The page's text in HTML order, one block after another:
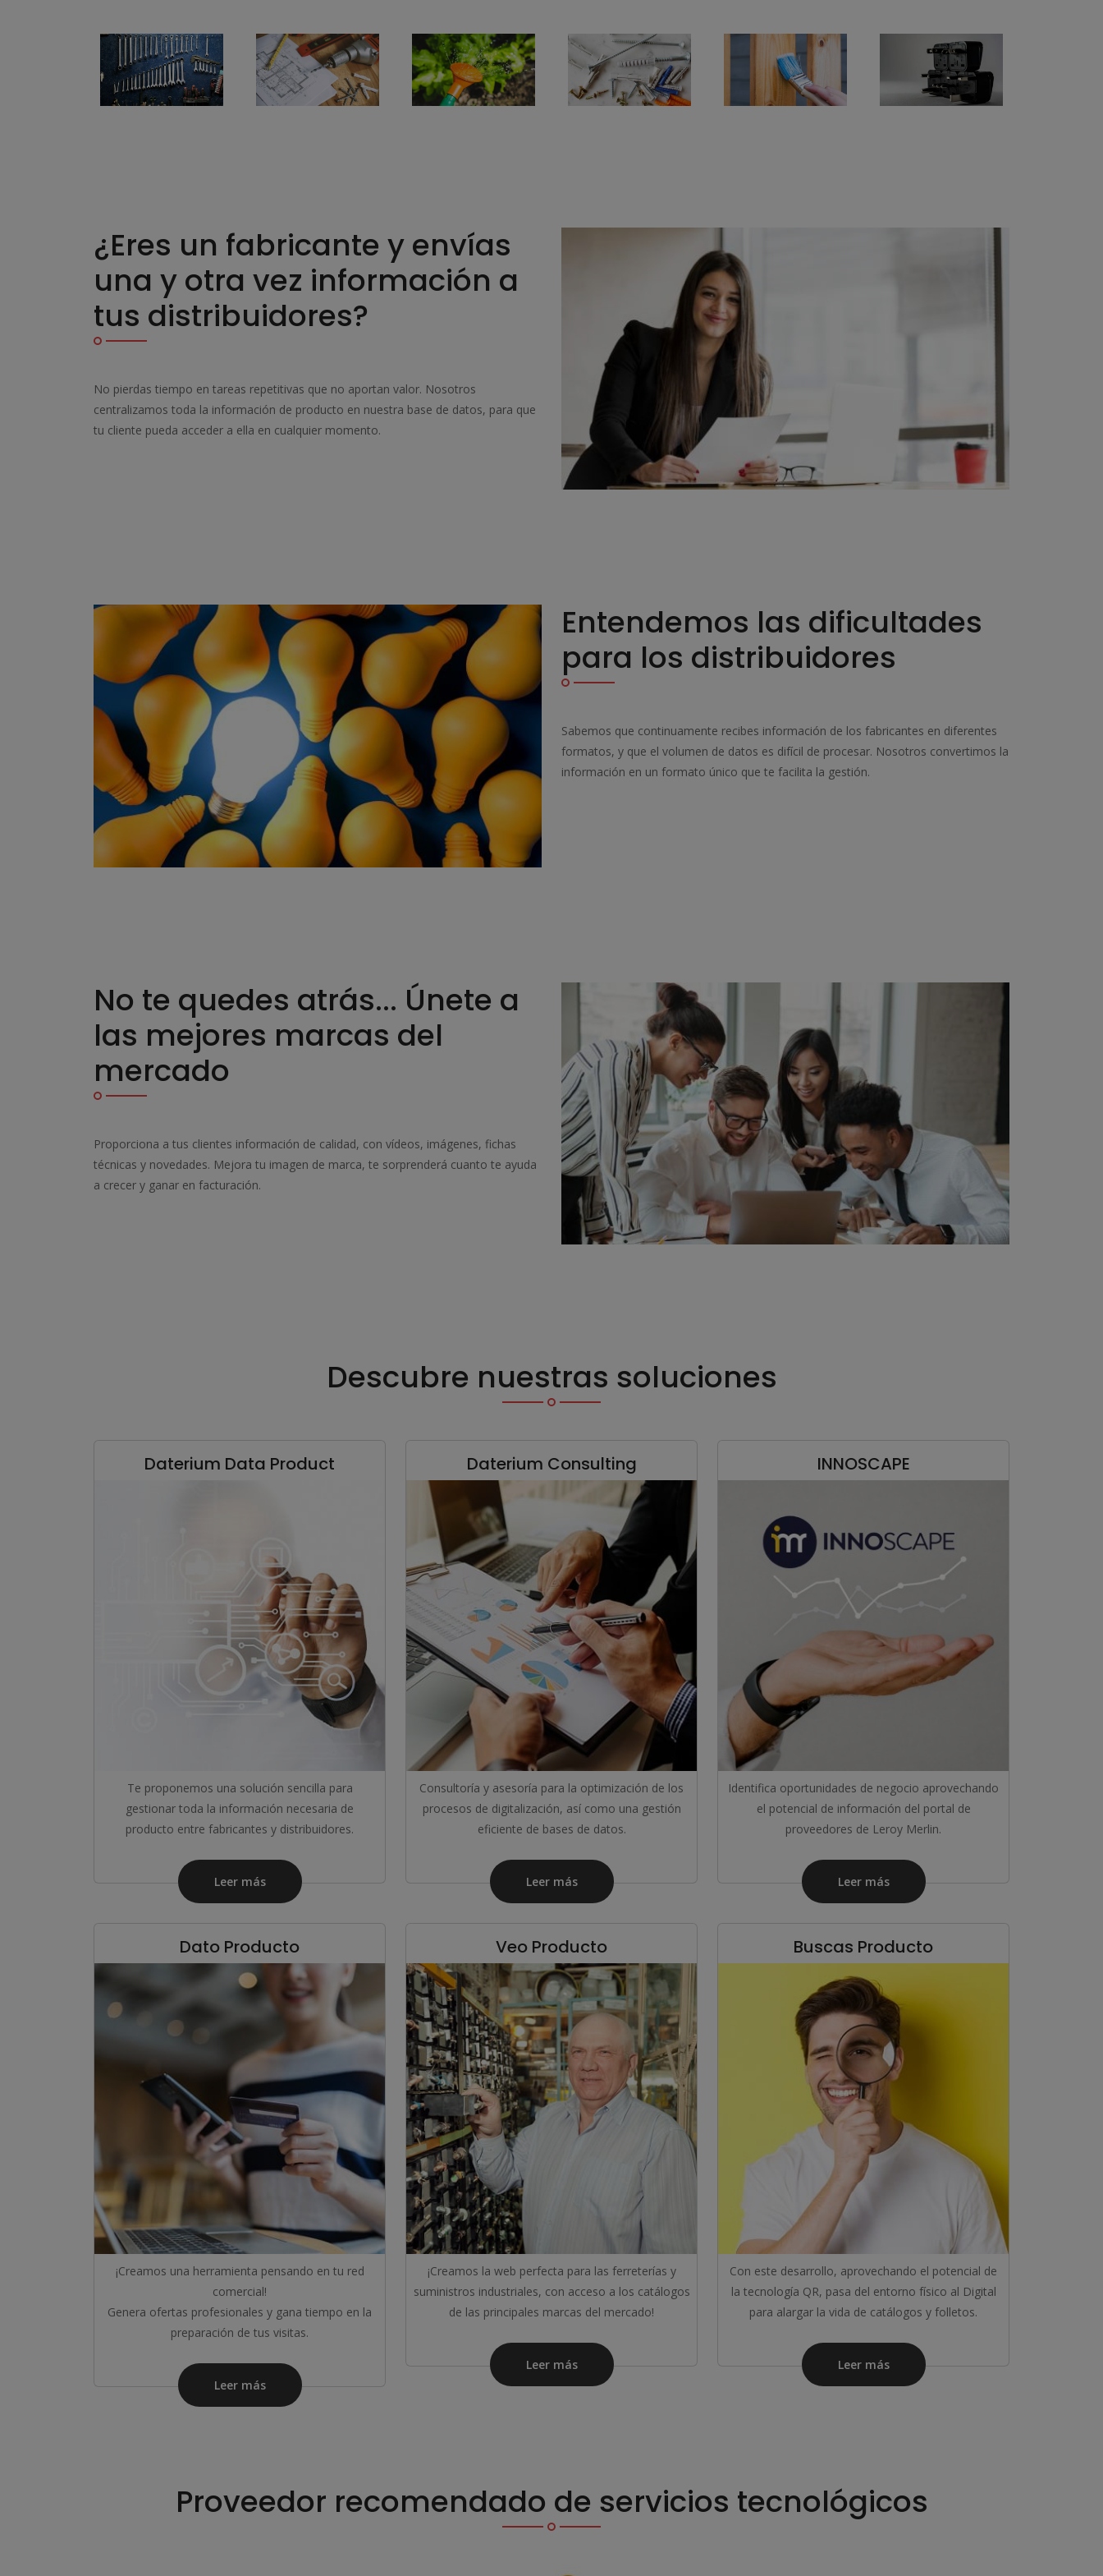
¿Eres un fabricante y envías
una y otra vez información a
tus distribuidores?
No pierdas tiempo en tareas repetitivas que no aportan valor. Nosotros
centralizamos toda la información de producto en nuestra base de datos, para que
tu cliente pueda acceder a ella en cualquier momento.
Entendemos las dificultades
para los distribuidores
Sabemos que continuamente recibes información de los fabricantes en diferentes
formatos, y que el volumen de datos es difícil de procesar. Nosotros convertimos la
información en un formato único que te facilita la gestión.
No te quedes atrás... Únete a
las mejores marcas del
mercado
Proporciona a tus clientes información de calidad, con vídeos, imágenes, fichas
técnicas y novedades. Mejora tu imagen de marca, te sorprenderá cuanto te ayuda
a crecer y ganar en facturación.
Descubre nuestras soluciones
Daterium Data Product
Te proponemos una solución sencilla para
gestionar toda la información necesaria de
producto entre fabricantes y distribuidores.
Leer más
Daterium Consulting
Consultoría y asesoría para la optimización de los
procesos de digitalización, así como una gestión
eficiente de bases de datos.
Leer más
INNOSCAPE
Identifica oportunidades de negocio aprovechando
el potencial de información del portal de
proveedores de Leroy Merlin.
Leer más
Dato Producto
¡Creamos una herramienta pensando en tu red
comercial!
Genera ofertas profesionales y gana tiempo en la
preparación de tus visitas.
Leer más
Veo Producto
¡Creamos la web perfecta para las ferreterías y
suministros industriales, con acceso a los catálogos
de las principales marcas del mercado!
Leer más
Buscas Producto
Con este desarrollo, aprovechando el potencial de
la tecnología QR, pasa del entorno físico al Digital
para alargar la vida de catálogos y folletos.
Leer más
Proveedor recomendado de servicios tecnológicos